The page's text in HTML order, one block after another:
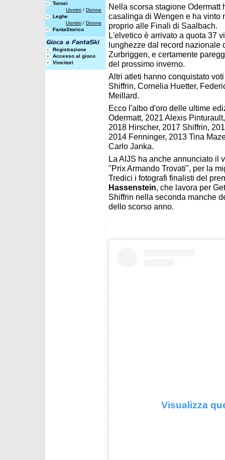
Tornei
Uomini / Donne
Leghe
Uomini / Donne
FantaStorico
Registrazione
Accesso al gioco
Vincitori
Nella scorsa stagione Odermatt
casalinga di Wengen e ha vinto
proprio alle Finali di Saalbach.
L'elvetico è arrivato a quota 37
lunghezze dal record nazionale
Zurbriggen, e certamente
del prossimo inverno.
Altri atleti hanno conquistato
Shiffrin, Cornelia Huetter,
Meillard.
Ecco l'albo d'oro delle ultime
Odermatt, 2021 Alexis
2018 Hirscher, 2017 Shiffrin,
2014 Fenninger, 2013 Tina
Carlo Janka.
La AIJS ha anche annunciato il
"Prix Armando Trovati", per la
Tredici i fotografi finalisti del
Hassenstein, che lavora per
Shiffrin nella seconda manche
dello scorso anno.
Visualizza